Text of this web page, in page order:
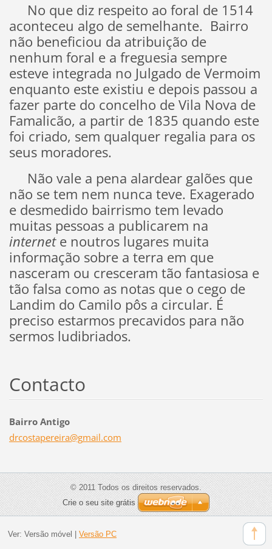
No que diz respeito ao foral de 1514
aconteceu algo de semelhante. Bairro
não beneficiou da atribuição de
nenhum foral e a freguesia sempre
esteve integrada no Julgado de Vermoim
enquanto este existiu e depois passou a
fazer parte do concelho de Vila Nova de
Famalicão, a partir de 1835 quando este
foi criado, sem qualquer regalia para os
seus moradores.
Não vale a pena alardear galões que
não se tem nem nunca teve. Exagerado
e desmedido bairrismo tem levado
muitas pessoas a publicarem na
internete noutros lugares muita
informação sobre a terra em que
nasceram ou cresceram tão fantasiosa e
tão falsa como as notas que o cego de
Landim do Camilo pôs a circular. É
preciso estarmos precavidos para não
sermos ludibriados.
Contacto
Bairro Antigo
drcostapereira@gmail.com
© 2011 Todos os direitos reservados.
Crie o seu site grátis
Ver: Versão móvel Versão PC